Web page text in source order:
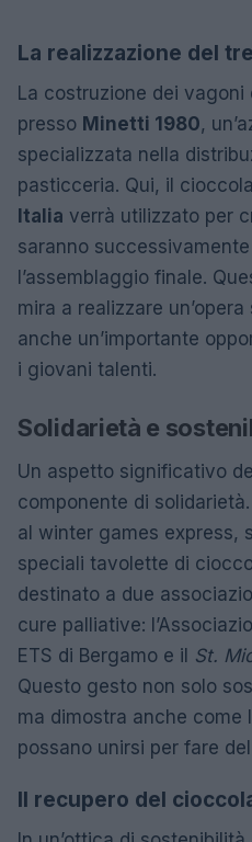
La realizzazione del
La costruzione dei
presso Minetti 1980,
specializzata nella
pasticceria. Qui, il
Italia verrà utilizzato per
saranno
l’assemblaggio finale.
mira a realizzare
anche un’importante
i giovani talenti.
Solidarietà e
Un aspetto significativo
componente di
al winter games express,
speciali tavolette di
destinato a due
cure palliative:
ETS di Bergamo e il St.
Questo gesto non solo
ma dimostra anche come
possano unirsi per fare
Il recupero del